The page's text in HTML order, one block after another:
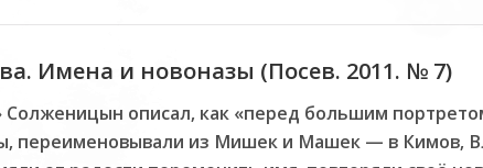
Имена и новоназы (Посев. 2011. № 7)
Солженицын описал, как «перед большим
переименовывали из Мишек и Машек — в Кимов,